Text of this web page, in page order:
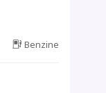
Benzine